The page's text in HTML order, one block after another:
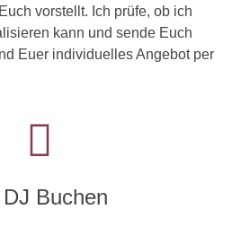
vorstellt. Ich prüfe, ob ich
kann und sende Euch
Euer individuelles Angebot per
Buchen